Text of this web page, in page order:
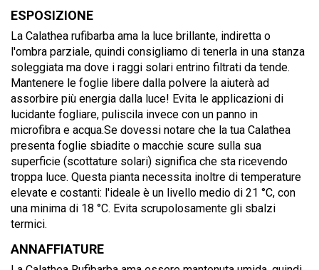
ESPOSIZIONE
La Calathea rufibarba ama la luce brillante, indiretta o
l'ombra parziale, quindi consigliamo di tenerla in una stanza
soleggiata ma dove i raggi solari entrino filtrati da tende.
Mantenere le foglie libere dalla polvere la aiuterà ad
assorbire più energia dalla luce! Evita le applicazioni di
lucidante fogliare, puliscila invece con un panno in
microfibra e acqua.Se dovessi notare che la tua Calathea
presenta foglie sbiadite o macchie scure sulla sua
superficie (scottature solari) significa che sta ricevendo
troppa luce. Questa pianta necessita inoltre di temperature
elevate e costanti: l'ideale è un livello medio di 21 °C, con
una minima di 18 °C. Evita scrupolosamente gli sbalzi
termici.
ANNAFFIATURE